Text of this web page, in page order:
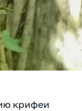
крифеи